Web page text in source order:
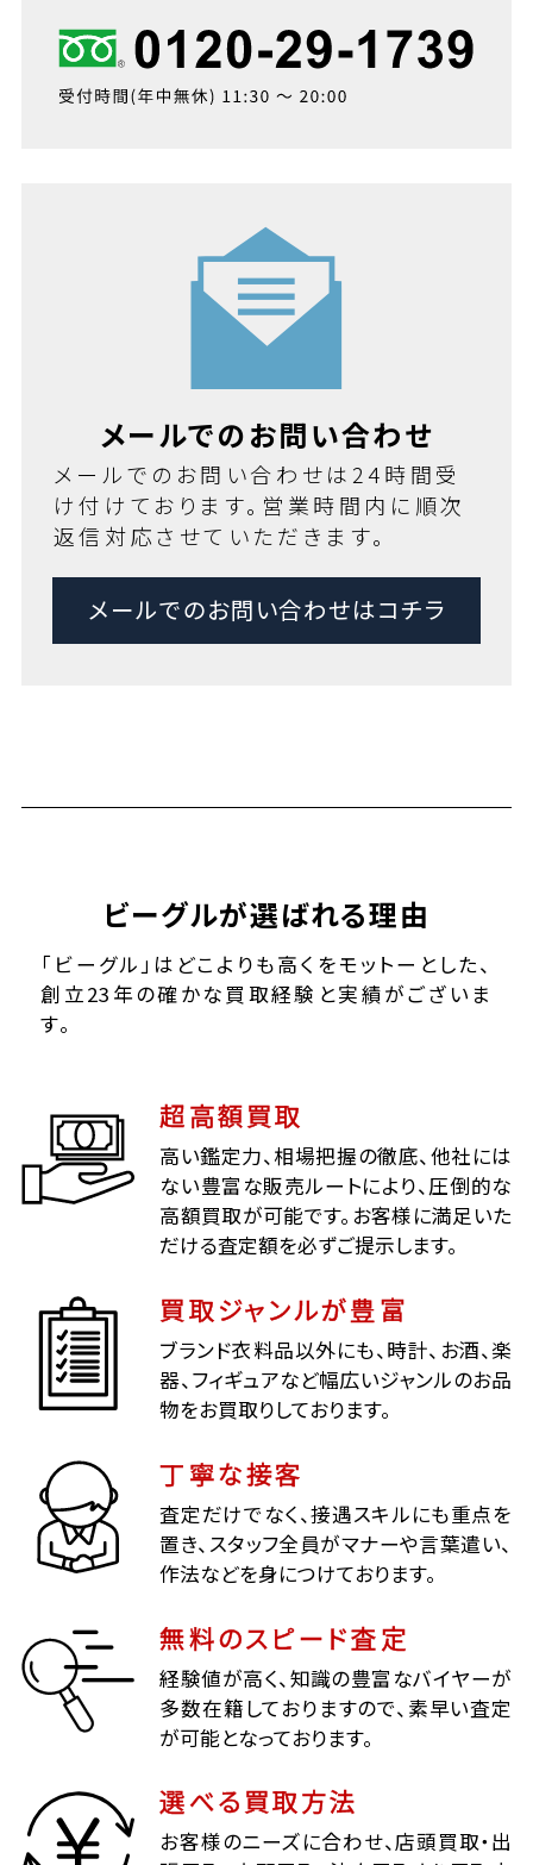
メールでのお問い合わせ
メールでのお問い合わせは24時間受
け付けております。営業時間内に順次
返信対応させていただきます。
メールでのお問い合わせはコチラ
ビーグルが選ばれる理由
「ビーグル」はどこよりも高くをモットーとした、
創立23年の確かな買取経験と実績がございま
す。
超高額買取
高い鑑定力、相場把握の徹底、他社には
ない豊富な販売ルートにより、圧倒的な
高額買取が可能です。お客様に満足いた
だける査定額を必ずご提示します。
買取ジャンルが豊富
ブランド衣料品以外にも、時計、お酒、楽
器、フィギュアなど幅広いジャンルのお品
物をお買取りしております。
丁寧な接客
査定だけでなく、接遇スキルにも重点を
置き、スタッフ全員がマナーや言葉遣い、
作法などを身につけております。
無料のスピード査定
経験値が高く、知識の豊富なバイヤーが
多数在籍しておりますので、素早い査定
が可能となっております。
選べる買取方法
お客様のニーズに合わせ、店頭買取・出